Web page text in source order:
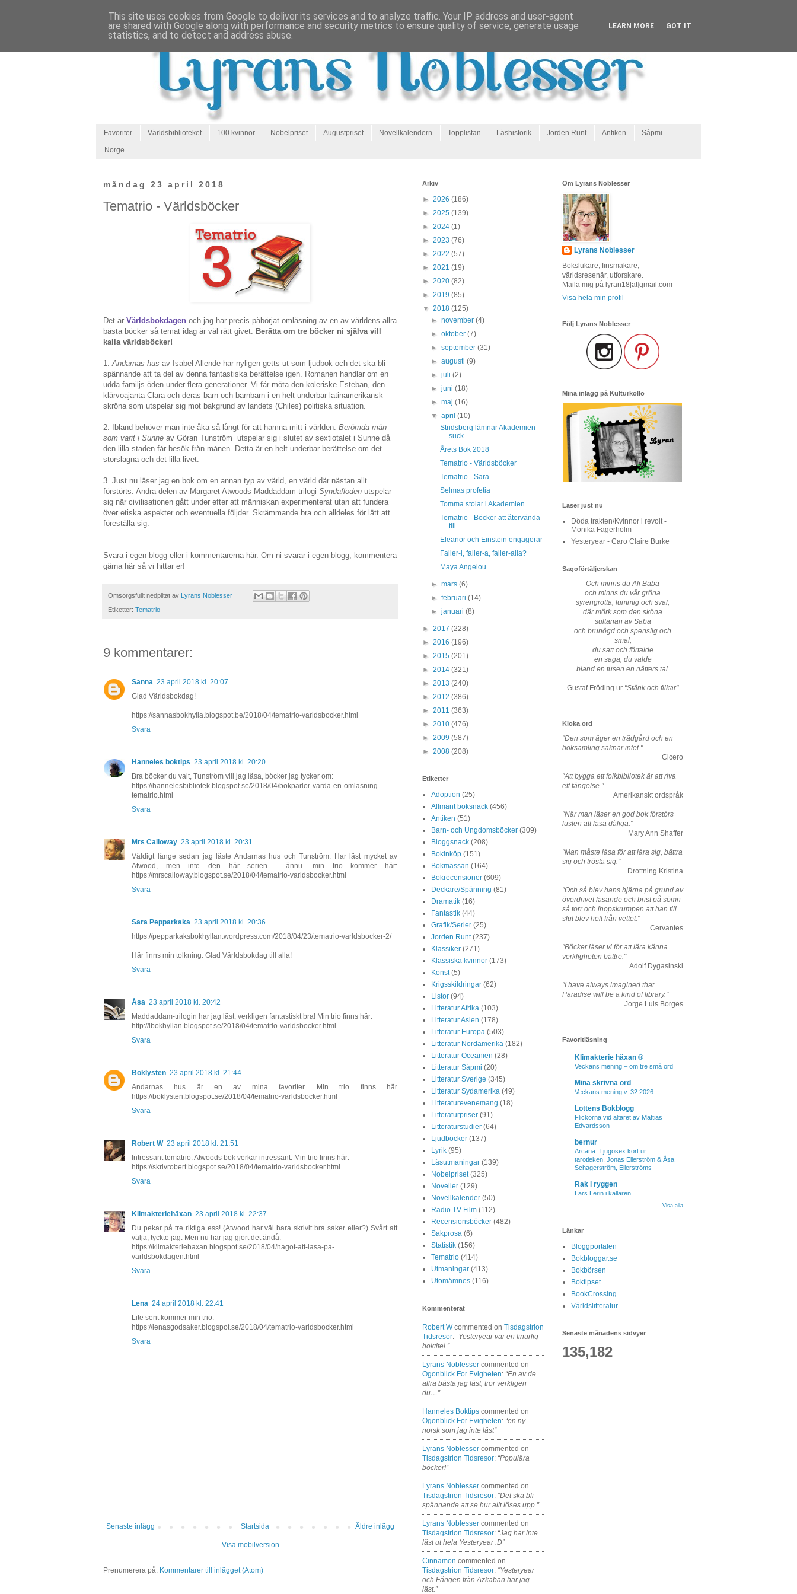
Favoriter Världsbiblioteket 100 kvinnor Nobelpriset Augustpriset Novellkalendern Topplistan Läshistorik Jorden Runt Antiken Sápmi
Norge
måndag 23 april 2018
Tematrio - Världsböcker
Det är Världsbokdagen och jag har precis påbörjat omläsning av en av världens allra
bästa böcker så temat idag är väl rätt givet. Berätta om tre böcker ni själva vill
kalla världsböcker!
1.Andarnas hus av Isabel Allende har nyligen getts ut som ljudbok och det ska bli
spännande att ta del av denna fantastiska berättelse igen. Romanen handlar om en
udda familjs öden under flera generationer. Vi får möta den koleriske Esteban, den
klärvoajanta Clara och deras barn och barnbarn i en helt underbar latinamerikansk
skröna som utspelar sig mot bakgrund av landets (Chiles) politiska situation.
2. Ibland behöver man inte åka så långt för att hamna mitt i världen. Berömda män
som varit i Sunne av Göran Tunström utspelar sig i slutet av sextiotalet i Sunne då
den lilla staden får besök från månen. Detta är en helt underbar berättelse om det
storslagna och det lilla livet.
3. Just nu läser jag en bok om en annan typ av värld, en värld där nästan allt
förstörts. Andra delen av Margaret Atwoods Maddaddam-trilogi Syndafloden utspelar
sig när civilisationen gått under efter att människan experimenterat utan att fundera
över etiska aspekter och eventuella följder. Skrämmande bra och alldeles för lätt att
föreställa sig.
Svara i egen blogg eller i kommentarerna här. Om ni svarar i egen blogg, kommentera
gärna här så vi hittar er!
Omsorgsfullt nedplitat av Lyrans Noblesser
Etiketter: Tematrio
9 kommentarer:
Sanna 23 april 2018 kl. 20:07
Glad Världsbokdag!
https://sannasbokhylla.blogspot.be/2018/04/tematrio-varldsbocker.html
Svara
Hanneles boktips 23 april 2018 kl. 20:20
Bra böcker du valt, Tunström vill jag läsa, böcker jag tycker om:
https://hannelesbibliotek.blogspot.se/2018/04/bokparlor-varda-en-omlasning-
tematrio.html
Svara
Mrs Calloway 23 april 2018 kl. 20:31
Väldigt länge sedan jag läste Andarnas hus och Tunström. Har läst mycket av
Atwood, men inte den här serien - ännu. min trio kommer här:
https://mrscalloway.blogspot.se/2018/04/tematrio-varldsbocker.html
Svara
Sara Pepparkaka 23 april 2018 kl. 20:36
https://pepparkaksbokhyllan.wordpress.com/2018/04/23/tematrio-varldsbocker-2/
Här finns min tolkning. Glad Världsbokdag till alla!
Svara
Åsa 23 april 2018 kl. 20:42
Maddaddam-trilogin har jag läst, verkligen fantastiskt bra! Min trio finns här:
http://ibokhyllan.blogspot.se/2018/04/tematrio-varldsbocker.html
Svara
Boklysten 23 april 2018 kl. 21:44
Andarnas hus är en av mina favoriter. Min trio finns här
https://boklysten.blogspot.se/2018/04/tematrio-varldsbocker.html
Svara
Robert W 23 april 2018 kl. 21:51
Intressant tematrio. Atwoods bok verkar intressant. Min trio finns här:
https://skrivrobert.blogspot.se/2018/04/tematrio-varldsbocker.html
Svara
Klimakteriehäxan 23 april 2018 kl. 22:37
Du pekar på tre riktiga ess! (Atwood har väl bara skrivit bra saker eller?) Svårt att
välja, tyckte jag. Men nu har jag gjort det ändå:
https://klimakteriehaxan.blogspot.se/2018/04/nagot-att-lasa-pa-
varldsbokdagen.html
Svara
Lena 24 april 2018 kl. 22:41
Lite sent kommer min trio:
https://lenasgodsaker.blogspot.se/2018/04/tematrio-varldsbocker.html
Svara
Senaste inlägg Äldre inlägg
Startsida
Visa mobilversion
Prenumerera på: Kommentarer till inlägget (Atom)
Arkiv
► 2026 (186)
► 2025 (139)
► 2024 (1)
► 2023 (76)
► 2022 (57)
► 2021 (19)
► 2020 (82)
► 2019 (85)
▼ 2018 (125)
►november(4)
►oktober(7)
►september(31)
►augusti(9)
►juli(2)
►juni(18)
►maj(16)
▼april(10)
Stridsberg lämnar Akademien -
suck
Årets Bok 2018
Tematrio - Världsböcker
Tematrio - Sara
Selmas profetia
Tomma stolar i Akademien
Tematrio - Böcker att återvända
till
Eleanor och Einstein engagerar
Faller-i, faller-a, faller-alla?
Maya Angelou
►mars(6)
►februari(14)
►januari(8)
► 2017 (228)
► 2016 (196)
► 2015 (201)
► 2014 (321)
► 2013 (240)
► 2012 (386)
► 2011 (363)
► 2010 (476)
► 2009 (587)
► 2008 (208)
Etiketter
Adoption (25)
Allmänt boksnack (456)
Antiken (51)
Barn- och Ungdomsböcker (309)
Bloggsnack (208)
Bokinköp (151)
Bokmässan (164)
Bokrecensioner (609)
Deckare/Spänning (81)
Dramatik (16)
Fantastik (44)
Grafik/Serier (25)
Jorden Runt (237)
Klassiker (271)
Klassiska kvinnor (173)
Konst (5)
Krigsskildringar (62)
Listor (94)
Litteratur Afrika (103)
Litteratur Asien (178)
Litteratur Europa (503)
Litteratur Nordamerika (182)
Litteratur Oceanien (28)
Litteratur Sápmi (20)
Litteratur Sverige (345)
Litteratur Sydamerika (49)
Litteraturevenemang (18)
Litteraturpriser (91)
Litteraturstudier (64)
Ljudböcker (137)
Lyrik (95)
Läsutmaningar (139)
Nobelpriset (325)
Noveller (129)
Novellkalender (50)
Radio TV Film (112)
Recensionsböcker (482)
Sakprosa (6)
Statistik (156)
Tematrio (414)
Utmaningar (413)
Utomämnes (116)
Kommenterat
Robert Wcommented on Tisdagstrion
Tidsresor: “Yesteryear var en finurlig
boktitel.”
Lyrans Noblesser commented on
Ogonblick For Evigheten: “En av de
allra bästa jag läst, tror verkligen
du…”
Hanneles Boktips commented on
Ogonblick For Evigheten: “en ny
norsk som jag inte läst”
Lyrans Noblesser commented on
Tisdagstrion Tidsresor: “Populära
böcker!”
Lyrans Noblesser commented on
Tisdagstrion Tidsresor: “Det ska bli
spännande att se hur allt löses upp.”
Lyrans Noblesser commented on
Tisdagstrion Tidsresor: “Jag har inte
läst ut hela Yesteryear :D”
Cinnamon commented on
Tisdagstrion Tidsresor: “Yesteryear
och Fången från Azkaban har jag
läst.”
Om Lyrans Noblesser
Lyrans Noblesser
Bokslukare, finsmakare,
världsresenär, utforskare.
Maila mig på lyran18[at]gmail.com
Visa hela min profil
Följ Lyrans Noblesser
Mina inlägg på Kulturkollo
Läser just nu
Döda trakten/Kvinnor i revolt -
Monika Fagerholm
Yesteryear - Caro Claire Burke
Sagoförtäljerskan
Och minns du Ali Baba
och minns du vår gröna
syrengrotta, lummig och sval,
där mörk som den sköna
sultanan av Saba
och brunögd och spenslig och
smal,
du satt och förtalde
en saga, du valde
bland en tusen en nätters tal.
Gustaf Fröding ur "Stänk och flikar"
Kloka ord
"Den som äger en trädgård och en
boksamling saknar intet."
Cicero
"Att bygga ett folkbibliotek är att riva
ett fängelse."
Amerikanskt ordspråk
"När man läser en god bok förstörs
lusten att läsa dåliga."
Mary Ann Shaffer
"Man måste läsa för att lära sig, bättra
sig och trösta sig."
Drottning Kristina
"Och så blev hans hjärna på grund av
överdrivet läsande och brist på sömn
så torr och ihopskrumpen att han till
slut blev helt från vettet."
Cervantes
"Böcker läser vi för att lära känna
verkligheten bättre."
Adolf Dygasinski
"I have always imagined that
Paradise will be a kind of library."
Jorge Luis Borges
Favoritläsning
Klimakterie häxan ®
Veckans mening – om tre små ord
Mina skrivna ord
Veckans mening v. 32 2026
Lottens Bokblogg
Flickorna vid altaret av Mattias
Edvardsson
bernur
Arcana. Tjugosex kort ur
tarotleken, Jonas Ellerström & Åsa
Schagerström, Ellerströms
Rak i ryggen
Lars Lerin i källaren
Visa alla
Länkar
Bloggportalen
Bokbloggar.se
Bokbörsen
Boktipset
BookCrossing
Världslitteratur
Senaste månadens sidvyer
135,182
This site uses cookies from Google to deliver its services and to analyze traffic. Your IP address and user-agent
are shared with Google along with performance and security metrics to ensure quality of service, generate usage
statistics, and to detect and address abuse.
LEARN MORE GOT IT